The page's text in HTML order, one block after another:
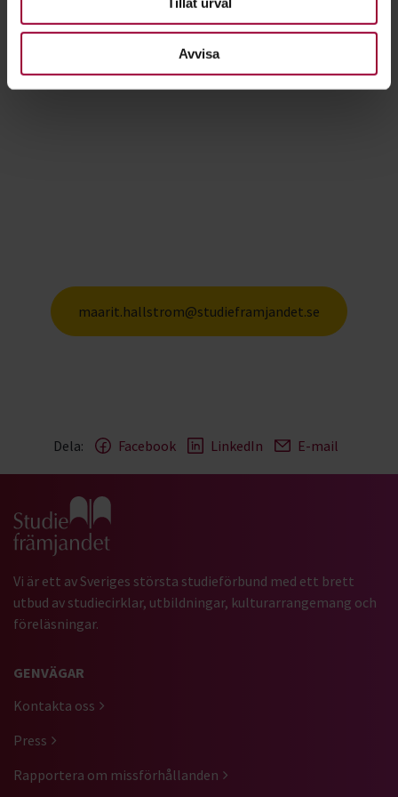
Avvisa
Vill du utbilda dig till
cirkelledare inom Sunda Barn
maarit.hallstrom@studieframjandet.se
Dela: Facebook LinkedIn E-mail
Gå till studiefrämjandets startsida
Vi är ett av Sveriges största studieförbund med ett brett
utbud av studiecirklar, utbildningar, kulturarrangemang och
föreläsningar.
GENVÄGAR
Kontakta oss
Press
Rapportera om missförhållanden